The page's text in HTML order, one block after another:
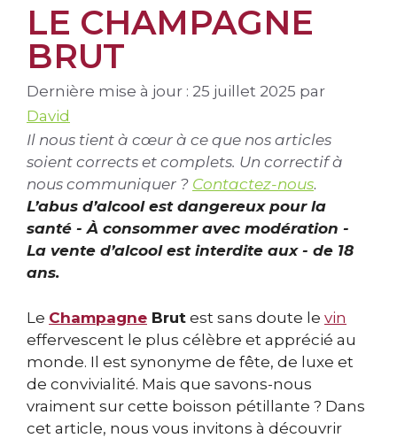
LE CHAMPAGNE
BRUT
Dernière mise à jour : 25 juillet 2025 par
David
Il nous tient à cœur à ce que nos articles
soient corrects et complets. Un correctif à
nous communiquer ? Contactez-nous.
L’abus d’alcool est dangereux pour la
santé - À consommer avec modération -
La vente d’alcool est interdite aux - de 18
ans.
Le Champagne Brut est sans doute le vin
effervescent le plus célèbre et apprécié au
monde. Il est synonyme de fête, de luxe et
de convivialité. Mais que savons-nous
vraiment sur cette boisson pétillante ? Dans
cet article, nous vous invitons à découvrir